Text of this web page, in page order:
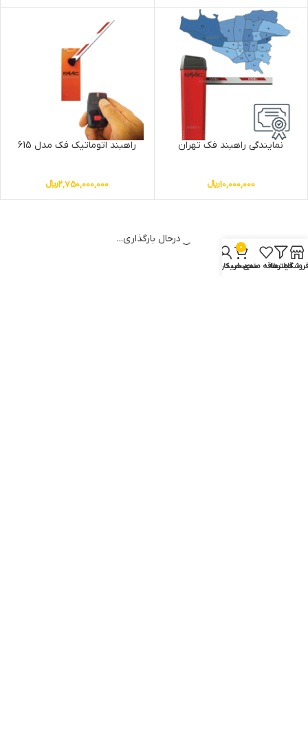
نمایندگی راهبند فک تهران
10,000,000﷼
راهبند اتوماتیک فک مدل 615
2,750,000,000﷼
فروشگاهفیلترهاعلاقه مندی
0
سبد خرید
حساب کاربری من